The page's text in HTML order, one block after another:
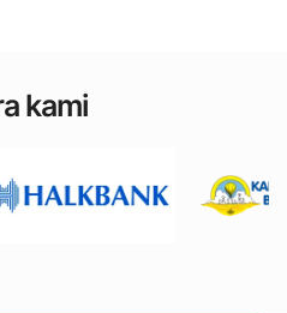
kami